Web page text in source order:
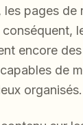
pages
encore des
de
organisés.